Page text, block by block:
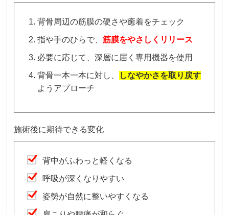
背骨周辺の筋膜の硬さや癒着をチェック
指や手のひらで、筋膜をやさしくリリース
必要に応じて、深層に届く専用機器を使用
背骨一本一本に対し、
しなやかさを取り戻す
ようアプローチ
施術後に期待できる変化
背中がふわっと軽くなる
呼吸が深くなりやすい
姿勢が自然に整いやすくなる